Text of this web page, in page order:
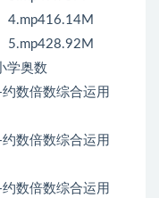
4.mp416.14M
5.mp428.92M
学奥数
数倍数综合运用
数倍数综合运用
数倍数综合运用